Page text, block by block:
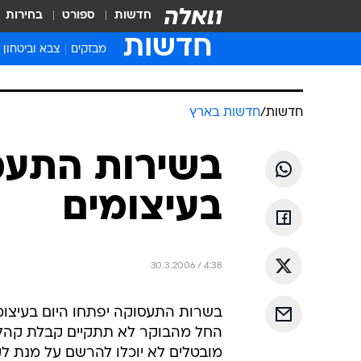
חדשות ספורט בחירות
חדשות מבזקים צבא וביטחון
חדשות/חדשות בארץ
בשירות
בעיצומים
30.3.2006 / 4:38
בשרות התעסוקה יפתחו היום
החל מהבוקר לא תתקיים קבלת
מובטלים לא יוכלו להרשם על מנת